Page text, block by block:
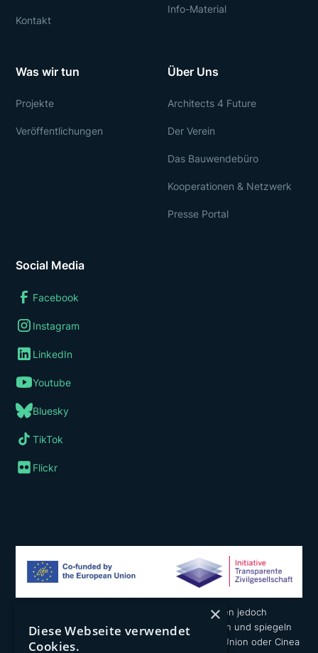
Kontakt
Info-Material
Social Media
Facebook
Instagram
LinkedIn
Youtube
Bluesky
TikTok
Flickr
Was wir tun
Projekte
Veröffentlichungen
Über Uns
Architects 4 Future
Der Verein
Das Bauwendebüro
Kooperationen & Netzwerk
Presse Portal
Die geäußerten Ansichten und Meinungen liegen jedoch
ausschließlich in der Verantwortung der Autoren und spiegeln
nicht notwendigerweise die der Europäischen Union oder Cinea
×
Diese Webseite verwendet
Cookies.